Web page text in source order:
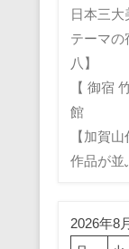
日本三
テーマの
八】
【 御宿
館
【加賀
作品が並
2026年8